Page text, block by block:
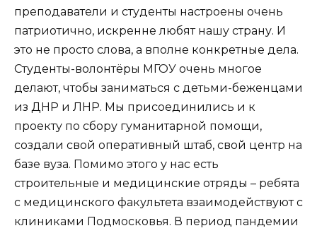
преподаватели и студенты настроены очень
патриотично, искренне любят нашу страну. И
это не просто слова, а вполне конкретные дела.
Студенты-волонтёры МГОУ очень многое
делают, чтобы заниматься с детьми-беженцами
из ДНР и ЛНР. Мы присоединились и к
проекту по сбору гуманитарной помощи,
создали свой оперативный штаб, свой центр на
базе вуза. Помимо этого у нас есть
строительные и медицинские отряды – ребята
с медицинского факультета взаимодействуют с
клиниками Подмосковья. В период пандемии